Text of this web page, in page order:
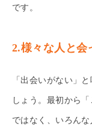
です。
2.様々な人と会
「出会いがない」
しょう。最初から
ではなく、いろん